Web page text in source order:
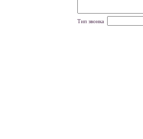
Тип звонка